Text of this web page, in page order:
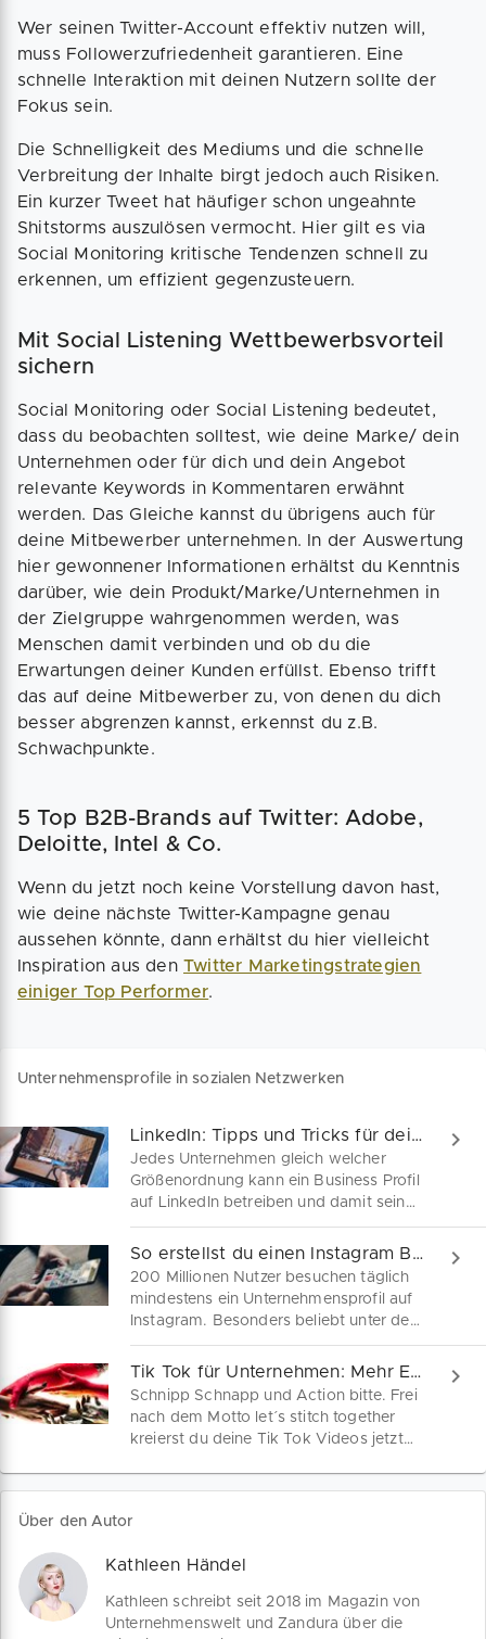
Wer seinen Twitter-Account effektiv nutzen will,
muss Followerzufriedenheit garantieren. Eine
schnelle Interaktion mit deinen Nutzern sollte der
Fokus sein.
Die Schnelligkeit des Mediums und die schnelle
Verbreitung der Inhalte birgt jedoch auch Risiken.
Ein kurzer Tweet hat häufiger schon ungeahnte
Shitstorms auszulösen vermocht. Hier gilt es via
Social Monitoring kritische Tendenzen schnell zu
erkennen, um effizient gegenzusteuern.
Mit Social Listening Wettbewerbsvorteil
sichern
Social Monitoring oder Social Listening bedeutet,
dass du beobachten solltest, wie deine Marke/ dein
Unternehmen oder für dich und dein Angebot
relevante Keywords in Kommentaren erwähnt
werden. Das Gleiche kannst du übrigens auch für
deine Mitbewerber unternehmen. In der Auswertung
hier gewonnener Informationen erhältst du Kenntnis
darüber, wie dein Produkt/Marke/Unternehmen in
der Zielgruppe wahrgenommen werden, was
Menschen damit verbinden und ob du die
Erwartungen deiner Kunden erfüllst. Ebenso trifft
das auf deine Mitbewerber zu, von denen du dich
besser abgrenzen kannst, erkennst du z.B.
Schwachpunkte.
5 Top B2B-Brands auf Twitter: Adobe,
Deloitte, Intel & Co.
Wenn du jetzt noch keine Vorstellung davon hast,
wie deine nächste Twitter-Kampagne genau
aussehen könnte, dann erhältst du hier vielleicht
Inspiration aus den Twitter Marketingstrategien
einiger Top Performer.
Unternehmensprofile in sozialen Netzwerken
LinkedIn: Tipps und Tricks für deine Business Page
Jedes Unternehmen gleich welcher
Größenordnung kann ein Business Profil
auf LinkedIn betreiben und damit sein
eigenes Netzwerk und Vertriebswege
stärken. Bei mehr als 610 Millionen
Nutzern weltweit lohnen sich einige
Klicks zur internationalen Zielgruppe.
Die Gestaltung einer LinkedIn
personalisierten URL, über die richtigen
Keywords bis zum effizienten Monitoring
haben wir 10 Tipps für ein
reichweitenstarkes LinkedIn-Profil für
So erstellst du einen Instagram Business Account
200 Millionen Nutzer besuchen täglich
mindestens ein Unternehmensprofil auf
Instagram. Besonders beliebt unter den
Nutzern sind Instagram Stories. Mehr als
62% bestätigten ein gesteigertes
Interesse an einer Marke, nachdem sie
diese als Instagram Stories Post
kennenlernen durften. Wir zeigen dir,
wie du in wenigen Schritten einen
Instagram Business Account erstellst
und mit welchen Features du deine
Reichweite stärkst.
Tik Tok für Unternehmen: Mehr Engagement mit Stitch
Schnipp Schnapp und Action bitte. Frei
nach dem Motto let´s stitch together
kreierst du deine Tik Tok Videos jetzt
Über den Autor
Kathleen Händel
Kathleen schreibt seit 2018 im Magazin von
Unternehmenswelt und Zandura über die